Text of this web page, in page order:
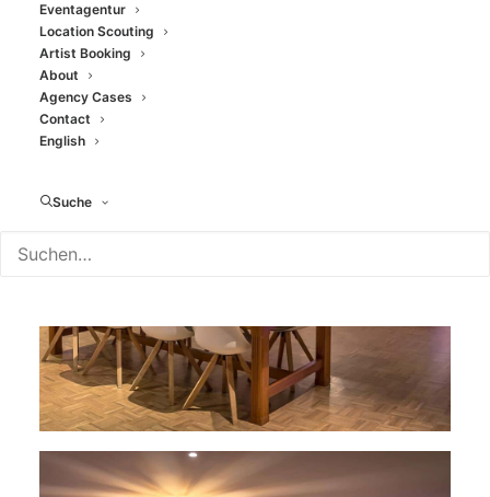
Eventagentur
Location Scouting
Artist Booking
About
Agency Cases
Contact
English
Suche